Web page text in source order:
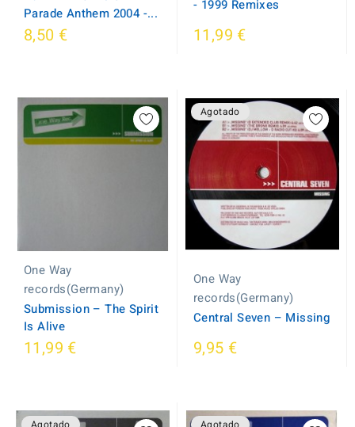
Parade Anthem 2004 -...
8,50 €
- 1999 Remixes
11,99 €
One Way
records(Germany)
Submission ‎– The Spirit
Is Alive
11,99 €
Agotado
One Way
records(Germany)
Central Seven ‎– Missing
9,95 €